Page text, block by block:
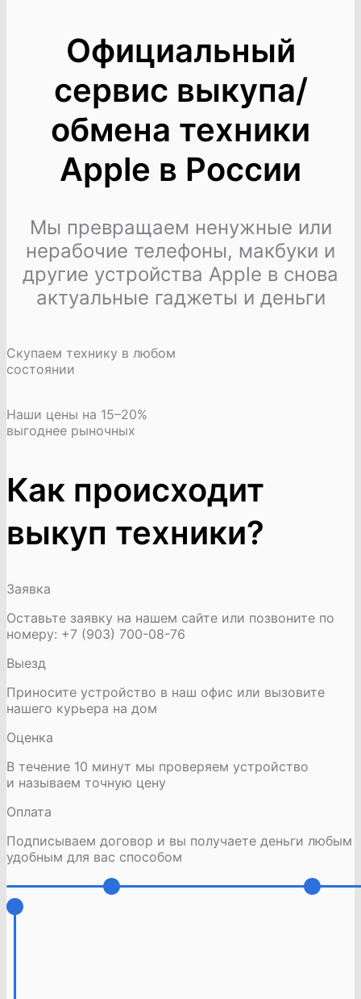
Официальный
сервис выкупа/
обмена техники
Apple в России
Мы превращаем ненужные или
нерабочие телефоны, макбуки и
другие устройства Apple в снова
актуальные гаджеты и деньги
Скупаем технику в любом
состоянии
Наши цены на 15–20%
выгоднее рыночных
Как происходит
выкуп техники?
Заявка
Оставьте заявку на нашем сайте или позвоните по
номеру: +7 (903) 700-08-76
Выезд
Приносите устройство в наш офис или вызовите
нашего курьера на дом
Оценка
В течение 10 минут мы проверяем устройство
и называем точную цену
Оплата
Подписываем договор и вы получаете деньги любым
удобным для вас способом